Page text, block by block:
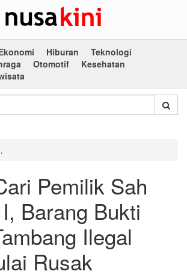
Hiburan
Teknologi
Otomotif
Kesehatan
Pemilik Sah
Barang Bukti
Ilegal
Rusak